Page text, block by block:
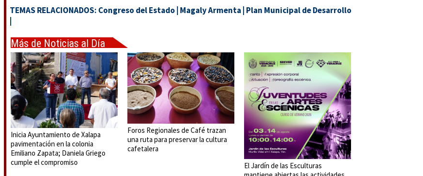
TEMAS RELACIONADOS: Congreso del Estado Magaly Armenta Plan Municipal de Desarrollo
Más de Noticias al Día
Inicia Ayuntamiento de Xalapa
pavimentación en la colonia
Emiliano Zapata; Daniela Griego
cumple el compromiso
Foros Regionales de Café trazan
una ruta para preservar la cultura
cafetalera
El Jardín de las Esculturas